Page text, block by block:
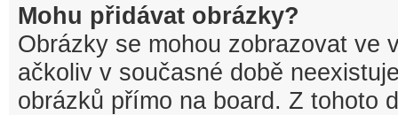
Mohu přidávat obrázky?
Obrázky se mohou zobrazovat ve
ačkoliv v současné době
obrázků přímo na board. Z tohoto